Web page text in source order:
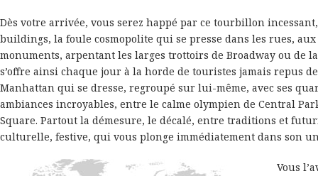
Dès votre arrivée, vous serez happé par ce tourbillon
buildings, la foule cosmopolite qui se presse dans les rues, aux
monuments, arpentant les larges trottoirs de Broadway ou de la
s’offre ainsi chaque jour à la horde de touristes jamais repus
Manhattan qui se dresse, regroupé sur lui-même, avec ses
ambiances incroyables, entre le calme olympien de Central
Square. Partout la démesure, le décalé, entre traditions et
culturelle, festive, qui vous plonge immédiatement dans son
Vous